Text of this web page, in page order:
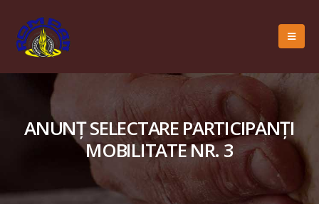
ANUNȚ SELECTARE PARTICIPANȚI
MOBILITATE NR. 3